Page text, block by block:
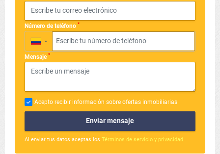
Número de teléfono *
▼
Mensaje *
Acepto recibir información sobre ofertas inmobiliarias
Enviar mensaje
Al enviar tus datos aceptas los Términos de servicio y privacidad